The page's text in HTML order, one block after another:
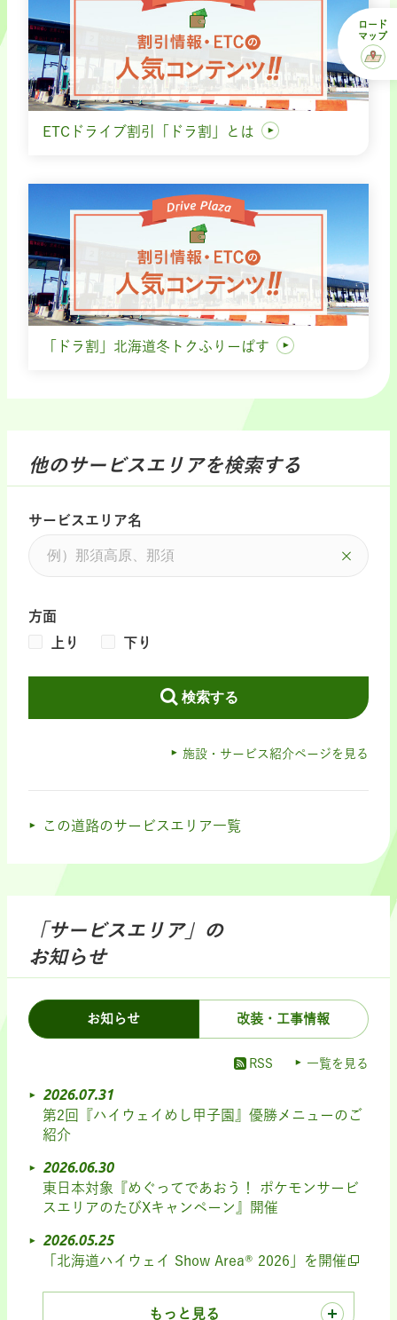
ETCドライブ割引「ドラ割」とは
「ドラ割」北海道冬トクふりーぱす
他のサービスエリアを検索する
サービスエリア名
方面
上り
下り
検索する
施設・サービス紹介ページを見る
この道路のサービスエリア一覧
「サービスエリア」の
お知らせ
お知らせ 改装・工事情報
RSS 一覧を見る
2026.07.31
第2回『ハイウェイめし甲子園』優勝メニューのご
紹介
2026.06.30
東日本対象『めぐってであおう！ ポケモンサービ
スエリアのたびXキャンペーン』開催
2026.05.25
「北海道ハイウェイ Show Area® 2026」を開催
もっと見る
ロード
マップ